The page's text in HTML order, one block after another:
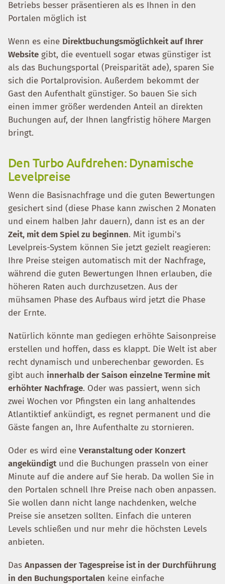
Betriebs besser präsentieren als es Ihnen in den
Portalen möglich ist
Wenn es eine Direktbuchungsmöglichkeit auf Ihrer
Website gibt, die eventuell sogar etwas günstiger ist
als das Buchungsportal (Preisparität ade), sparen Sie
sich die Portalprovision. Außerdem bekommt der
Gast den Aufenthalt günstiger. So bauen Sie sich
einen immer größer werdenden Anteil an direkten
Buchungen auf, der Ihnen langfristig höhere Margen
bringt.
Den Turbo Aufdrehen: Dynamische
Levelpreise
Wenn die Basisnachfrage und die guten Bewertungen
gesichert sind (diese Phase kann zwischen 2 Monaten
und einem halben Jahr dauern), dann ist es an der
Zeit, mit dem Spiel zu beginnen. Mit igumbi's
Levelpreis-System können Sie jetzt gezielt reagieren:
Ihre Preise steigen automatisch mit der Nachfrage,
während die guten Bewertungen Ihnen erlauben, die
höheren Raten auch durchzusetzen. Aus der
mühsamen Phase des Aufbaus wird jetzt die Phase
der Ernte.
Natürlich könnte man gediegen erhöhte Saisonpreise
erstellen und hoffen, dass es klappt. Die Welt ist aber
recht dynamisch und unberechenbar geworden. Es
gibt auch innerhalb der Saison einzelne Termine mit
erhöhter Nachfrage. Oder was passiert, wenn sich
zwei Wochen vor Pfingsten ein lang anhaltendes
Atlantiktief ankündigt, es regnet permanent und die
Gäste fangen an, Ihre Aufenthalte zu stornieren.
Oder es wird eine Veranstaltung oder Konzert
angekündigtund die Buchungen prasseln von einer
Minute auf die andere auf Sie herab. Da wollen Sie in
den Portalen schnell Ihre Preise nach oben anpassen.
Sie wollen dann nicht lange nachdenken, welche
Preise sie ansetzen sollten. Einfach die unteren
Levels schließen und nur mehr die höchsten Levels
anbieten.
Das Anpassen der Tagespreise ist in der Durchführung
in den Buchungsportalen keine einfache